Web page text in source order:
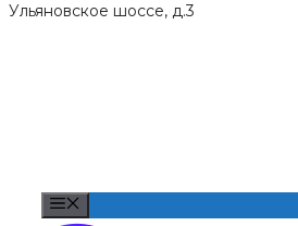
Ульяновское шоссе, д.3